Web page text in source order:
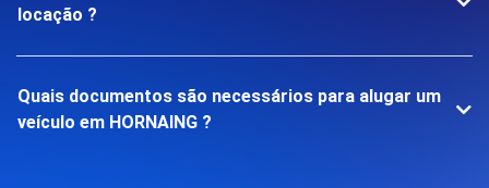
locação ?
Quais documentos são necessários para alugar um
veículo em HORNAING ?